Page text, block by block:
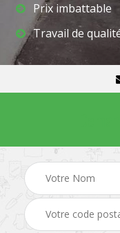
Prix imbattable
Travail de